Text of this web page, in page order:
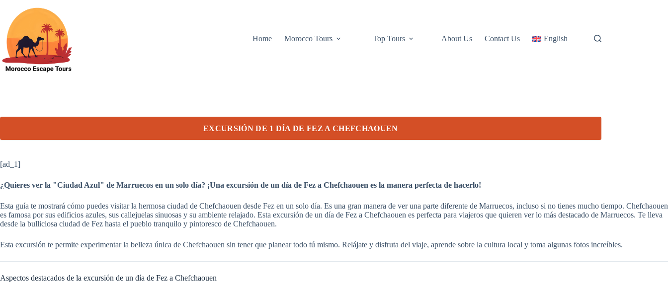
content
Home
Morocco Tours Top Tours About Us Contact Us English
EXCURSIÓN DE 1 DÍA DE FEZ A CHEFCHAOUEN
[ad_1]
¿Quieres ver la "Ciudad Azul" de Marruecos en un solo día? ¡Una excursión de un día de Fez a Chefchaouen es la manera perfecta de hacerlo!
Esta guía te mostrará cómo puedes visitar la hermosa ciudad de Chefchaouen desde Fez en un solo día. Es una gran manera de ver una parte diferente de Marruecos, incluso si no tienes mucho tiempo. Chefchaouen
es famosa por sus edificios azules, sus callejuelas sinuosas y su ambiente relajado. Esta excursión de un día de Fez a Chefchaouen es perfecta para viajeros que quieren ver lo más destacado de Marruecos. Te lleva
desde la bulliciosa ciudad de Fez hasta el pueblo tranquilo y pintoresco de Chefchaouen.
Esta excursión te permite experimentar la belleza única de Chefchaouen sin tener que planear todo tú mismo. Relájate y disfruta del viaje, aprende sobre la cultura local y toma algunas fotos increíbles.
Aspectos destacados de la excursión de un día de Fez a Chefchaouen